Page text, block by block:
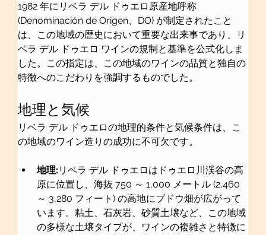
1982 年にリベラ デル ドゥエロ原産地呼称
(Denominación de Origen、DO) が制定されたこと
は、この地域の歴史において重要な出来事であり、リ
ベラ デル ドゥエロ ワインの規制と基準を公式化しま
した。この指定は、この地域のワインの品質と独自の
特徴へのこだわりを強調するものでした。
地理と気候
リベラ デル ドゥエロの地理的条件と気候条件は、こ
の地域のワイン造りの成功に不可欠です。
地理: リベラ デル ドゥエロはドゥエロ川渓谷の高
原に位置し、海抜 750 ～ 1,000 メートル (2,460
～ 3,280 フィート) の高地にブドウ畑が広がって
います。粘土、石灰岩、砂質土壌など、この地域
の多様な土壌タイプが、ワインの複雑さと特徴に